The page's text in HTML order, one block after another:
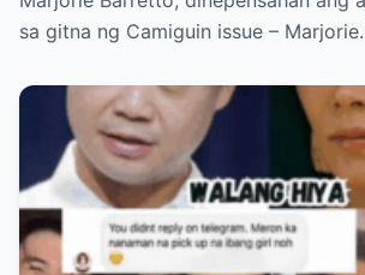
sa gitna ng Camiguin issue –